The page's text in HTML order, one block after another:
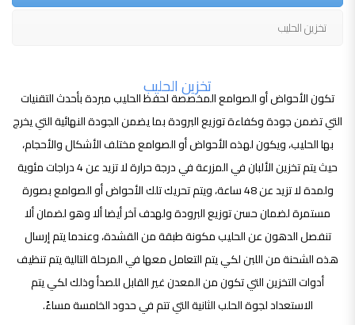
تخزين الحليب
تخزين الحليب
تكون الأحواض أو الصوامع المخصصة لحفظ الحليب مبردة بأحدث التقنيات
التي تضمن جودة وكفاءة توزيع البرودة بما يضمن الجودة النهائية التي يخرج
بها الحليب، ويكون لهذه الأحواض أو الصوامع مختلف الأشكال والأحجام،
حيث يتم تخزين الألبان في المزرعة في درجة حرارة لا تزيد عن 4 دراجات مئوية
ولمدة لا تزيد عن 48 ساعة، ويتم تحريك تلك الأحواض أو الصوامع بصورة
مستمرة لضمان حسن توزيع البرودة ولهدف آخر أيضا ألا وهو لضمان ألا
تنفصل الدهون عن الحليب مكونة طبقة من القشدة، وعندما يتم إرسال
هذه الشحنة من اللبن لكي يتم التعامل معها في المرحلة التالية يتم تنظيف
أدوات التخزين التي تكون من المعدن غير القابل للصدأ وذلك لكي يتم
الاستعداد لجوة الحلب الثانية التي تتم في حدود الخامسة مساءً.